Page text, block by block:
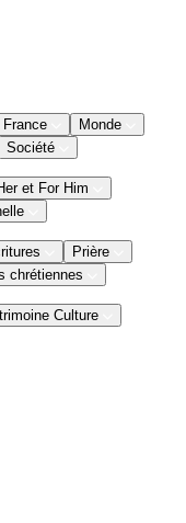
France
Monde
Société
et For Him
Prière
chrétiennes
Culture